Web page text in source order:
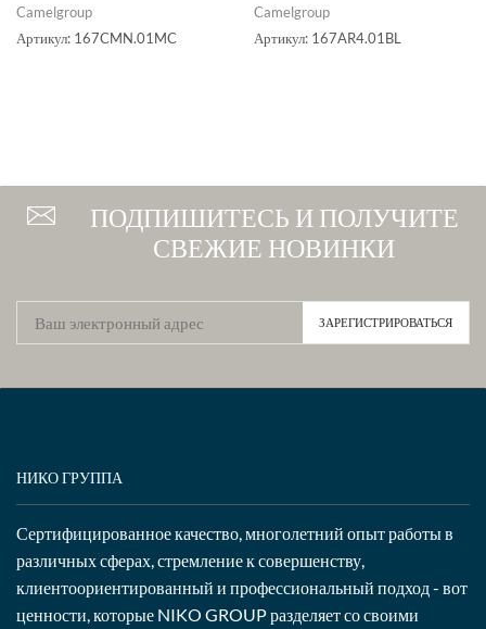
Camelgroup
Артикул: 167CMN.01MC
Camelgroup
Артикул: 167AR4.01BL
ПОДПИШИТЕСЬ И ПОЛУЧИТЕ
СВЕЖИЕ НОВИНКИ
НИКО ГРУППА
Сертифицированное качество, многолетний опыт работы в
различных сферах, стремление к совершенству,
клиентоориентированный и профессиональный подход - вот
ценности, которые NIKO GROUP разделяет со своими